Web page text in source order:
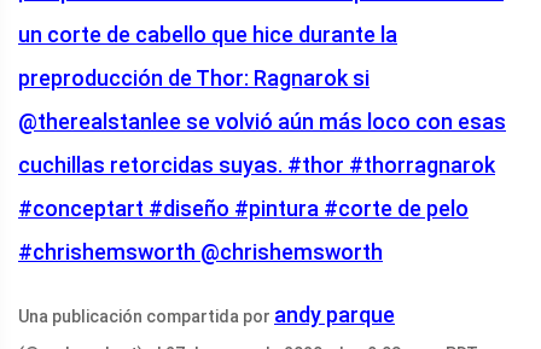
un corte de cabello que hice durante la
preproducción de Thor: Ragnarok si
@therealstanlee se volvió aún más loco con esas
cuchillas retorcidas suyas. #thor #thorragnarok
#conceptart #diseño #pintura #corte de pelo
#chrishemsworth @chrishemsworth
Una publicación compartida por andy parque